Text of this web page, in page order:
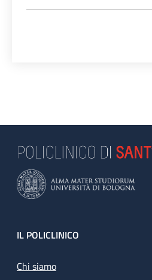
Footer
IL POLICLINICO
Chi siamo